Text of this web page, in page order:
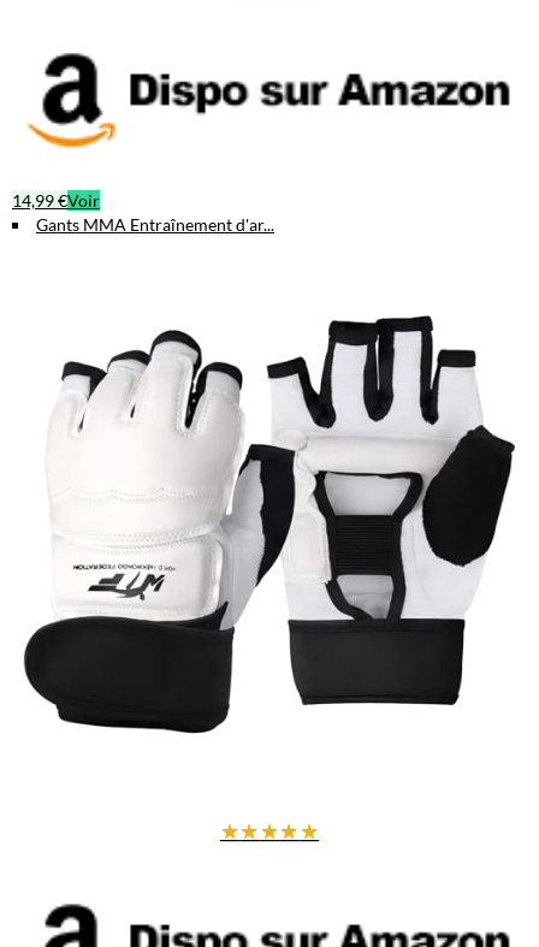
14,99 €Voir
Gants MMA Entraînement d'ar...
★★★★★